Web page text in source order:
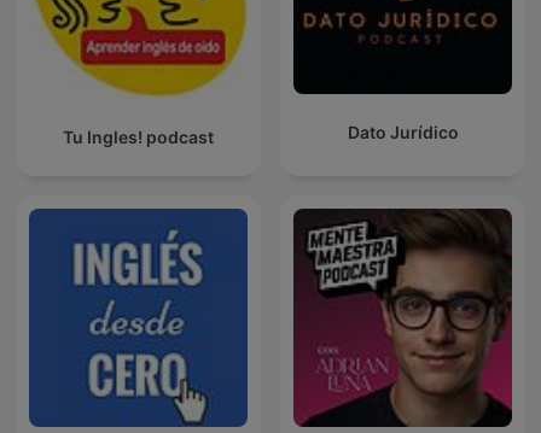
Tu Ingles! podcast Dato Jurídico